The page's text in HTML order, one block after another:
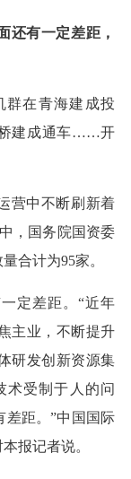
有一定差距，
群在青海建成投
桥建成通车……开
营中不断刷新着
，国务院国资委
合计为95家。
定差距。“近年
主业，不断提升
研发创新资源集
术受制于人的问
差距。”中国国际
报记者说。